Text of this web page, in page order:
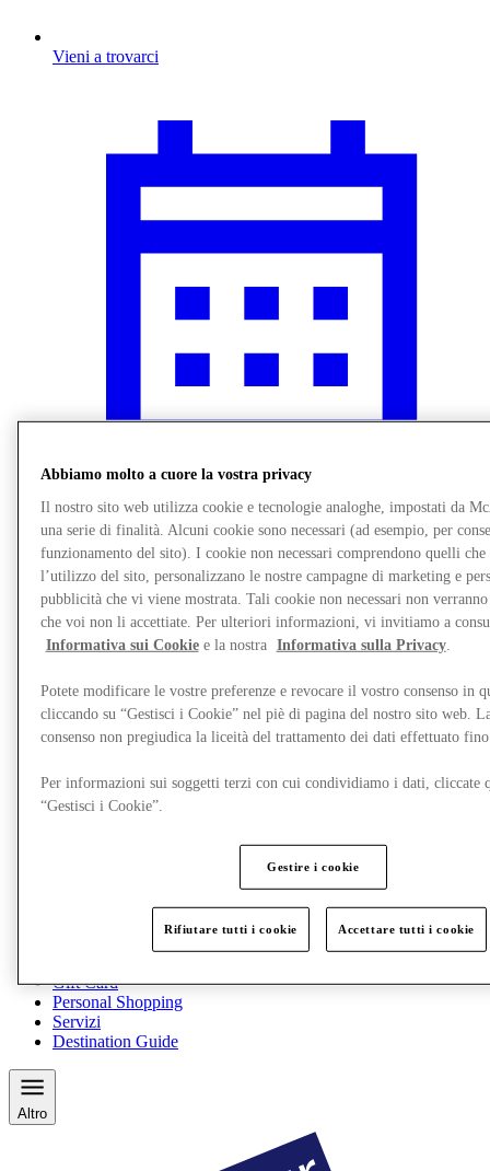
Vieni a trovarci
Novità
Gift Card
Personal Shopping
Servizi
Destination Guide
Altro
Abbiamo molto a cuore la vostra privacy
Il nostro sito web utilizza cookie e tecnologie analoghe, impostati da
una serie di finalità. Alcuni cookie sono necessari (ad esempio, per
funzionamento del sito). I cookie non necessari comprendono quelli che
l’utilizzo del sito, personalizzano le nostre campagne di marketing e
pubblicità che vi viene mostrata. Tali cookie non necessari non
che voi non li accettiate. Per ulteriori informazioni, vi invitiamo a
Informativa sui Cookiee la nostra Informativa sulla Privacy.
Potete modificare le vostre preferenze e revocare il vostro consenso in
cliccando su “Gestisci i Cookie” nel piè di pagina del nostro sito web.
consenso non pregiudica la liceità del trattamento dei dati effettuato
Per informazioni sui soggetti terzi con cui condividiamo i dati, cliccate
“Gestisci i Cookie”.
Gestire i cookie
Rifiutare tutti i cookie Accettare tutti i cookie